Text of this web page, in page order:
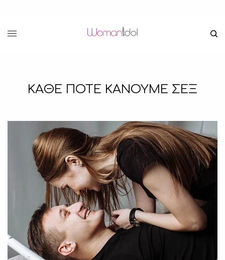
ΚΑΘΕ ΠΟΤΕ ΚΑΝΟΥΜΕ ΣΕΞ